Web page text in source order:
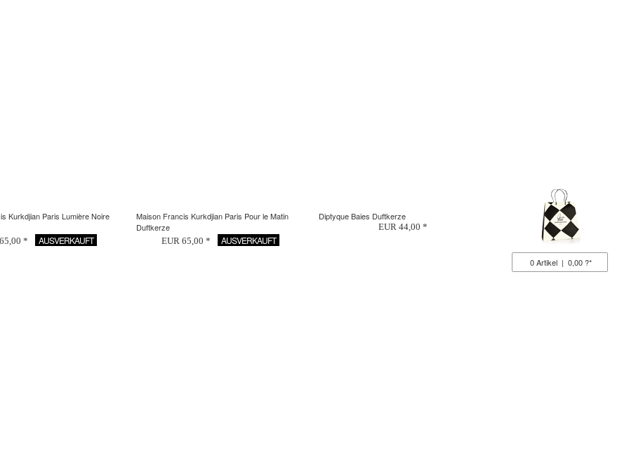
0Artikel | 0,00 ?*
Kurkdjian Paris Lumière Noire
* AUSVERKAUFT
Maison Francis Kurkdjian Paris Pour le Matin
Duftkerze
EUR 65,00 * AUSVERKAUFT
Diptyque Baies Duftkerze
EUR 44,00 *